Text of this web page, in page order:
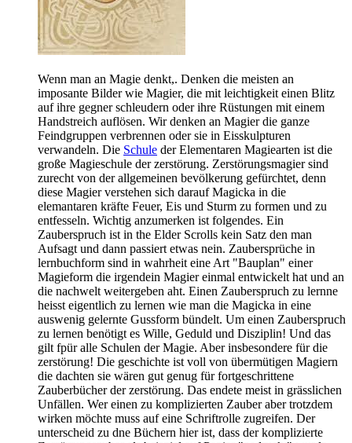
Wenn man an Magie denkt,. Denken die meisten an
imposante Bilder wie Magier, die mit leichtigkeit einen Blitz
auf ihre gegner schleudern oder ihre Rüstungen mit einem
Handstreich auflösen. Wir denken an Magier die ganze
Feindgruppen verbrennen oder sie in Eisskulpturen
verwandeln. Die Schule der Elementaren Magiearten ist die
große Magieschule der zerstörung. Zerstörungsmagier sind
zurecht von der allgemeinen bevölkerung gefürchtet, denn
diese Magier verstehen sich darauf Magicka in die
elemantaren kräfte Feuer, Eis und Sturm zu formen und zu
entfesseln. Wichtig anzumerken ist folgendes. Ein
Zauberspruch ist in the Elder Scrolls kein Satz den man
Aufsagt und dann passiert etwas nein. Zaubersprüche in
lernbuchform sind in wahrheit eine Art "Bauplan" einer
Magieform die irgendein Magier einmal entwickelt hat und an
die nachwelt weitergeben aht. Einen Zauberspruch zu lernne
heisst eigentlich zu lernen wie man die Magicka in eine
auswenig gelernte Gussform bündelt. Um einen Zauberspruch
zu lernen benötigt es Wille, Geduld und Disziplin! Und das
gilt fpür alle Schulen der Magie. Aber insbesondere für die
zerstörung! Die geschichte ist voll von übermütigen Magiern
die dachten sie wären gut genug für fortgeschrittene
Zauberbücher der zerstörung. Das endete meist in grässlichen
Unfällen. Wer einen zu komplizierten Zauber aber trotzdem
wirken möchte muss auf eine Schriftrolle zugreifen. Der
unterscheid zu dne Büchern hier ist, dass der komplizierte